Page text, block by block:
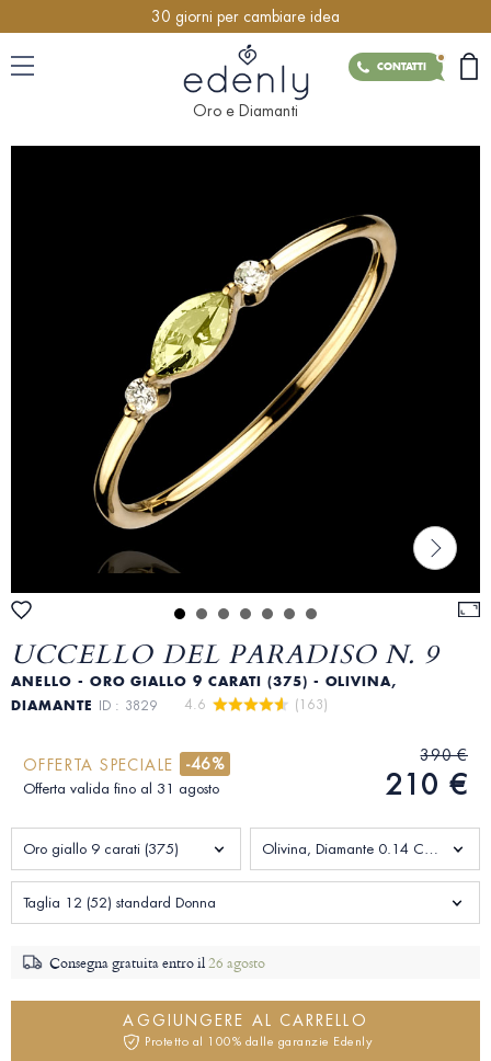
30 giorni per cambiare idea
CONTATTI
Oro e Diamanti
UCCELLO DEL PARADISO N. 9
ANELLO - ORO GIALLO 9 CARATI (375) - OLIVINA,
DIAMANTE ID : 3829 4.6 (163)
OFFERTA SPECIALE -46%
Offerta valida fino al 31 agosto
390 €
210 €
Oro giallo 9 carati (375) Olivina, Diamante 0.14 Carati
Taglia 12 (52) standard Donna
Consegna gratuita entro il26 agosto
AGGIUNGERE AL CARRELLO
Protetto al 100% dalle garanzie Edenly